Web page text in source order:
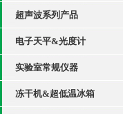
超声波系列产品
电子天平&光度计
实验室常规仪器
冻干机&超低温冰箱